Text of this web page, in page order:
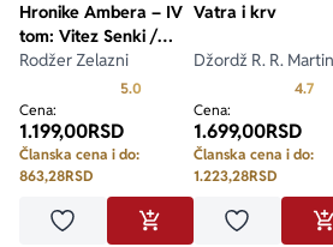
Hronike Ambera – IV
tom: Vitez Senki /
Princ Haosa
Rodžer Zelazni
5.0 Prosecna ocena je 5.0 od 5
Cena:
1.199,00RSD
Članska cena i do:
863,28RSD
Dodaj u omiljeneDODAJ U KORPU
Vatra i krv
Džordž R. R. Martin
4.7
Cena:
1.699,00RSD
Članska cena i do:
1.223,28RSD
Dodaj u